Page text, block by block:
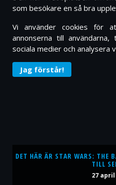
som besökare en så bra
Vi använder cookies för
annonserna till användarna,
sociala medier och analysera
Jag förstår!
DET HÄR ÄR STAR WARS: THE
TILL
27 april